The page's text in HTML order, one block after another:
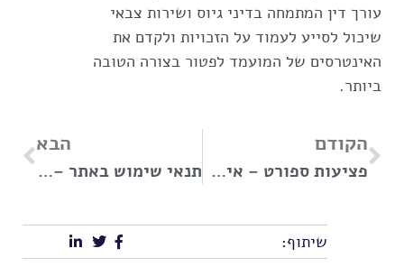
עורך דין המתמחה בדיני גיוס ושירות צבאי
שיכול לסייע לעמוד על הזכויות ולקדם את
האינטרסים של המועמד לפטור בצורה הטובה
ביותר.
הקודם
פציעות ספורט – איך למנוע אותן ומתי אפשר לתבוע בגינן?
הבא
תנאי שימוש באתר – כך תגנו על האתר שלכם מבחינה משפטית
שיתוף: